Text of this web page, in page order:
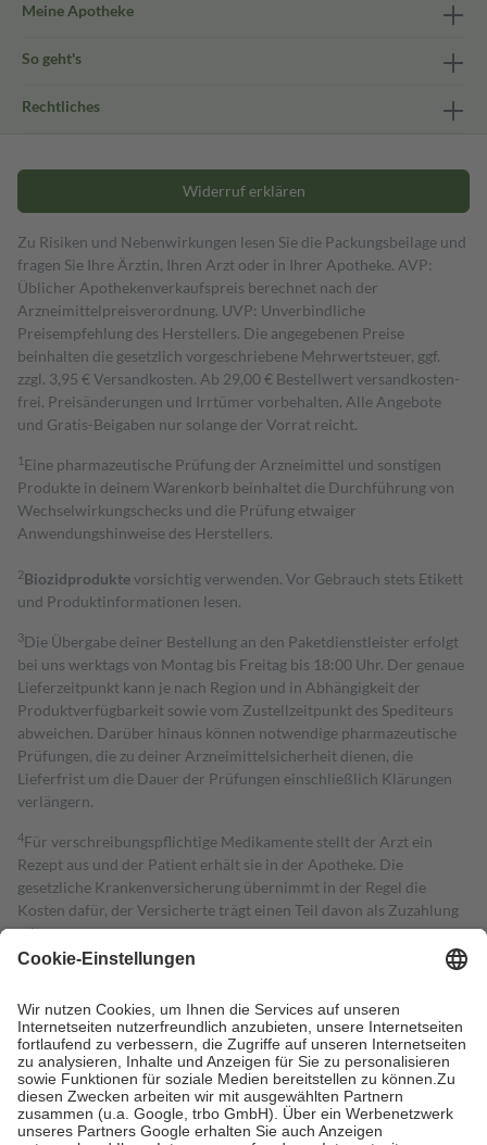
Meine Apotheke
So geht's
Rechtliches
Widerruf erklären
Zu Risiken und Nebenwirkungen lesen Sie die Packungsbeilage und
fragen Sie Ihre Ärztin, Ihren Arzt oder in Ihrer Apotheke. AVP:
Üblicher Apothekenverkaufspreis berechnet nach der
Arzneimittelpreisverordnung. UVP: Unverbindliche
Preisempfehlung des Herstellers. Die angegebenen Preise
beinhalten die gesetzlich vorgeschriebene Mehrwertsteuer, ggf.
zzgl. 3,95 € Versandkosten. Ab 29,00 € Bestell­wert versand­kosten­
frei. Preisänderungen und Irrtümer vorbehalten. Alle Angebote
und Gratis-Beigaben nur solange der Vorrat reicht.
1 Eine pharmazeutische Prüfung der Arzneimittel und sonstigen
Produkte in deinem Warenkorb beinhaltet die Durchführung von
Wechselwirkungschecks und die Prüfung etwaiger
Anwendungshinweise des Herstellers.
2Biozidproduktevorsichtig verwenden. Vor Gebrauch stets Etikett
und Produktinformationen lesen.
3Die Übergabe deiner Bestellung an den Paketdienstleister erfolgt
bei uns werktags von Montag bis Freitag bis 18:00 Uhr. Der genaue
Lieferzeitpunkt kann je nach Region und in Abhängigkeit der
Produktverfügbarkeit sowie vom Zustellzeitpunkt des Spediteurs
abweichen. Darüber hinaus können notwendige pharmazeutische
Prüfungen, die zu deiner Arzneimittelsicherheit dienen, die
Lieferfrist um die Dauer der Prüfungen einschließlich Klärungen
verlängern.
4Für verschreibungspflichtige Medikamente stellt der Arzt ein
Rezept aus und der Patient erhält sie in der Apotheke. Die
gesetzliche Krankenversicherung übernimmt in der Regel die
Kosten dafür, der Versicherte trägt einen Teil davon als Zuzahlung
mit.
Grundsätzlich leisten Mitglieder Zuzahlungen in Höhe von zehn
höchstens zehn Euro.
Es sind jedoch nie mehr als die tatsächlichen
Kosten der Leistung zu entrichten.
Diese Regeln gelten grundsätzlich auch für Online-Apotheken.
Bei Heilmitteln und häuslicher Krankenpflege beträgt die
Zuzahlung zehn Prozent der Kosten sowie zehn Euro je
Verordnung.
Um das Engagement der Versicherten für ihre eigene Gesundheit zu